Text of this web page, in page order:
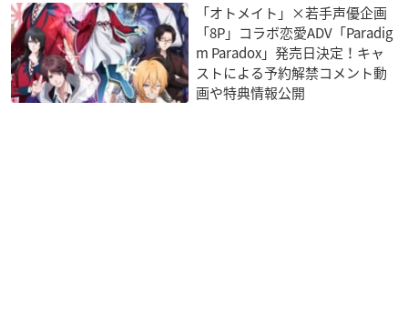
「オトメイト」×若手声優企画
「8P」コラボ恋愛ADV「Paradig
m Paradox」発売日決定！キャ
ストによる予約解禁コメント動
画や特典情報公開